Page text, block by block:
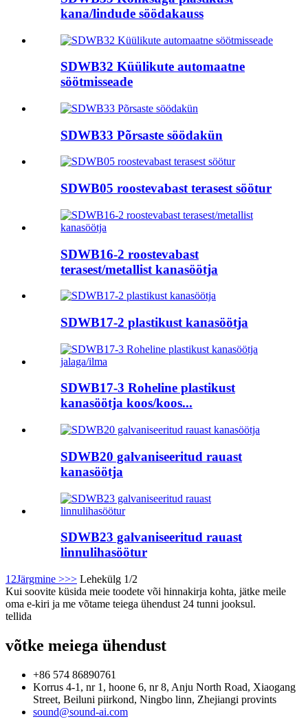
kana/lindude söödakauss
SDWB32 Küülikute automaatne
söötmisseade
SDWB33 Põrsaste söödakün
SDWB05 roostevabast terasest söötur
SDWB16-2 roostevabast
terasest/metallist kanasöötja
SDWB17-2 plastikust kanasöötja
SDWB17-3 Roheline plastikust
kanasöötja koos/koos...
SDWB20 galvaniseeritud rauast
kanasöötja
SDWB23 galvaniseeritud rauast
linnulihasöötur
1 2Järgmine >>> Lehekülg 1/2
Kui soovite küsida meie toodete või hinnakirja kohta, jätke meile
oma e-kiri ja me võtame teiega ühendust 24 tunni jooksul.
tellida
võtke meiega ühendust
+86 574 86890761
Korrus 4-1, nr 1, hoone 6, nr 8, Anju North Road, Xiaogang
Street, Beiluni piirkond, Ningbo linn, Zhejiangi provints
sound@sound-ai.com